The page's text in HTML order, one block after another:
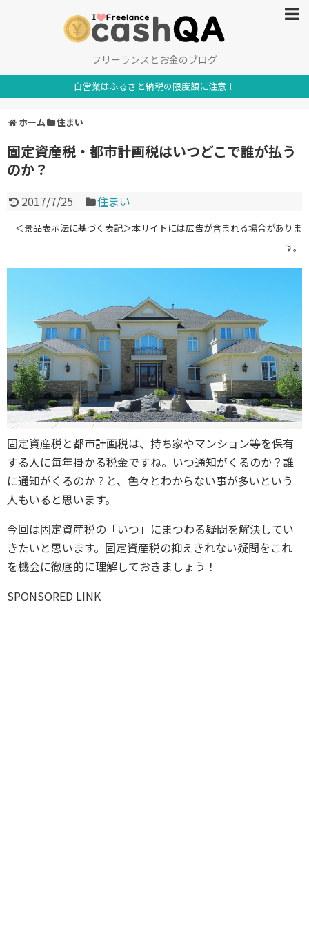
フリーランスとお金のブログ
自営業はふるさと納税の限度額に注意！
ホーム 住まい
固定資産税・都市計画税はいつどこで誰が払う
のか？
2017/7/25 住まい
＜景品表示法に基づく表記＞本サイトには広告が含まれる場合がありま
す。
固定資産税と都市計画税は、持ち家やマンション等を保有
する人に毎年掛かる税金ですね。いつ通知がくるのか？誰
に通知がくるのか？と、色々とわからない事が多いという
人もいると思います。
今回は固定資産税の「いつ」にまつわる疑問を解決してい
きたいと思います。固定資産税の抑えきれない疑問をこれ
を機会に徹底的に理解しておきましょう！
SPONSORED LINK